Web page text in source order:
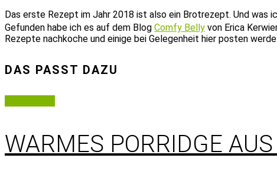
Das erste Rezept im Jahr 2018 ist also ein Brotrezept. Und was
Gefunden habe ich es auf dem Blog Comfy Belly von Erica
Rezepte nachkoche und einige bei Gelegenheit hier posten werde.
DAS PASST DAZU
WARMES PORRIDGE